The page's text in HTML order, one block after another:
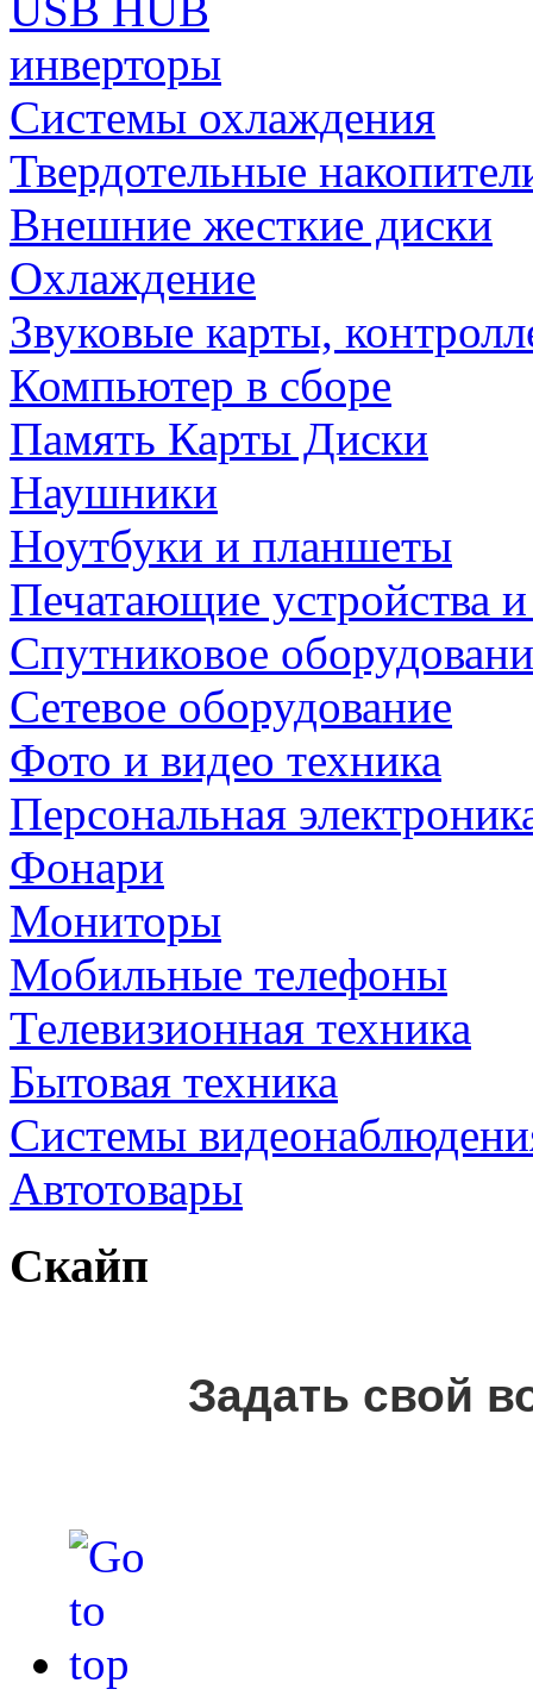
USB HUB
инверторы
Системы охлаждения
Твердотельные
Внешние жесткие диски
Охлаждение
Звуковые карты,
Компьютер в сборе
Память Карты Диски
Наушники
Ноутбуки и планшеты
Печатающие устройства
Спутниковое
Сетевое оборудование
Фото и видео техника
Персональная
Фонари
Мониторы
Мобильные телефоны
Телевизионная техника
Бытовая техника
Cистемы
Автотовары
Скайп
Задать свой